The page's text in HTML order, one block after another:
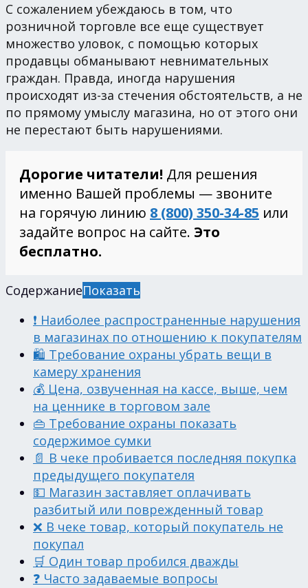
С сожалением убеждаюсь в том, что
розничной торговле все еще существует
множество уловок, с помощью которых
продавцы обманывают невнимательных
граждан. Правда, иногда нарушения
происходят из-за стечения обстоятельств, а не
по прямому умыслу магазина, но от этого они
не перестают быть нарушениями.
Дорогие читатели! Для решения
именно Вашей проблемы — звоните
на горячую линию 8 (800) 350-34-85 или
задайте вопрос на сайте. Это
бесплатно.
СодержаниеПоказать
❗ Наиболее распространенные нарушения
в магазинах по отношению к покупателям
🛍 Требование охраны убрать вещи в
камеру хранения
💰 Цена, озвученная на кассе, выше, чем
на ценнике в торговом зале
👜 Требование охраны показать
содержимое сумки
📄 В чеке пробивается последняя покупка
предыдущего покупателя
💵 Магазин заставляет оплачивать
разбитый или поврежденный товар
❌ В чеке товар, который покупатель не
покупал
🛒 Один товар пробился дважды
❓ Часто задаваемые вопросы